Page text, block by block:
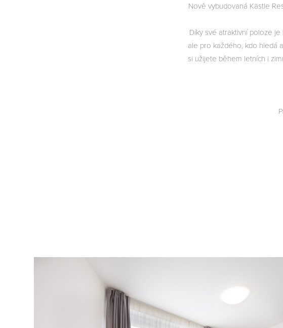
Nově vybudovaná Kästle
Díky své atraktivní poloze
ale pro každého, kdo hledá
si užijete během letních i